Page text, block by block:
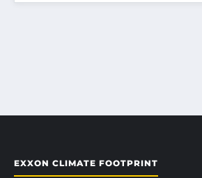
EXXON CLIMATE FOOTPRINT